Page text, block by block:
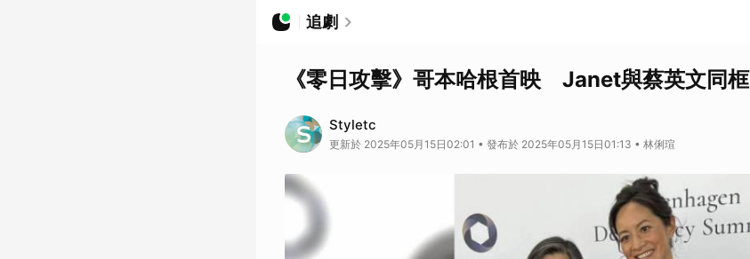
追劇
《零日攻擊》哥本哈根首映 Janet與蔡英文同框
Styletc
更新於 2025年05月15日02:01 • 發布於 2025年05月15日01:13 • 林俐瑄